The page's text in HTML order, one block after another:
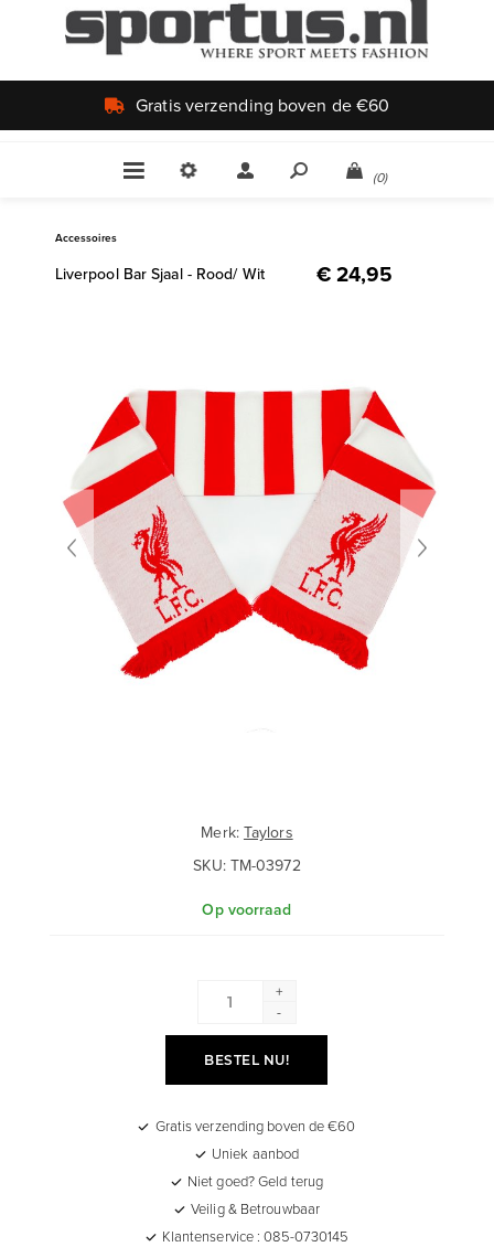
Uniek aanbod
(0)
Accessoires
Liverpool Bar Sjaal - Rood/ Wit € 24,95
Merk: Taylors
SKU: TM-03972
Op voorraad
+
-
BESTEL NU!
Gratis verzending boven de €60
Uniek aanbod
Niet goed? Geld terug
Veilig & Betrouwbaar
Klantenservice : 085-0730145